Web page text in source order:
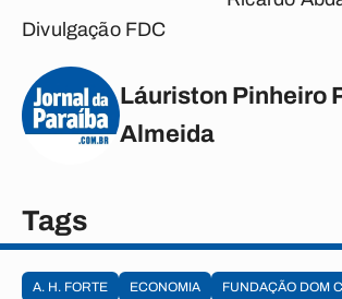
Divulgação FDC
Láuriston Pinheiro
Almeida
Tags
A. H. FORTE ECONOMIA
FUNDAÇÃO DOM